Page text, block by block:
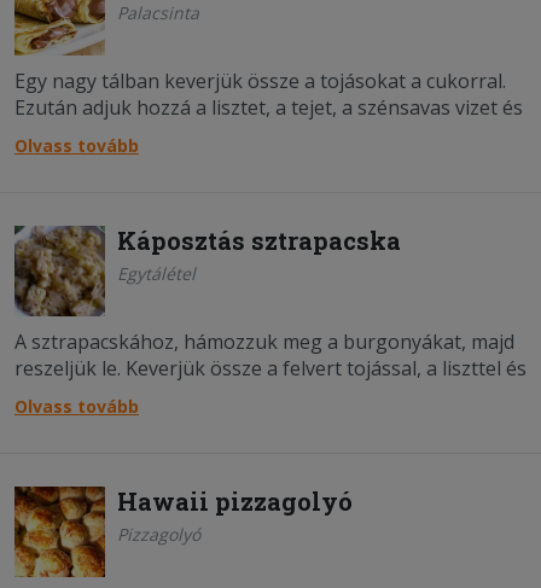
Palacsinta
Egy nagy tálban keverjük össze a tojásokat a cukorral.
Ezután adjuk hozzá a lisztet, a tejet, a szénsavas vizet és
a sót, majd addig keverjük, míg homogén tésztát nem
kapunk. Végül öntsük hozzá az olajat is, és azt is jól
Olvass tovább
Káposztás sztrapacska
Egytálétel
A sztrapacskához, hámozzuk meg a burgonyákat, majd
reszeljük le. Keverjük össze a felvert tojással, a liszttel és
sóval, majd ha szükséges, higítsuk annyi vízzel, hogy
nokedli állagú tésztát kapjunk. Forraljunk enyhén sós
Olvass tovább
Hawaii pizzagolyó
Pizzagolyó